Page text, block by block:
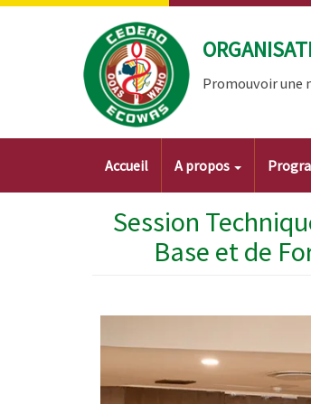
Aller
Promouvoir une
Main
navigation
Accueil A propos
Session
Base et de